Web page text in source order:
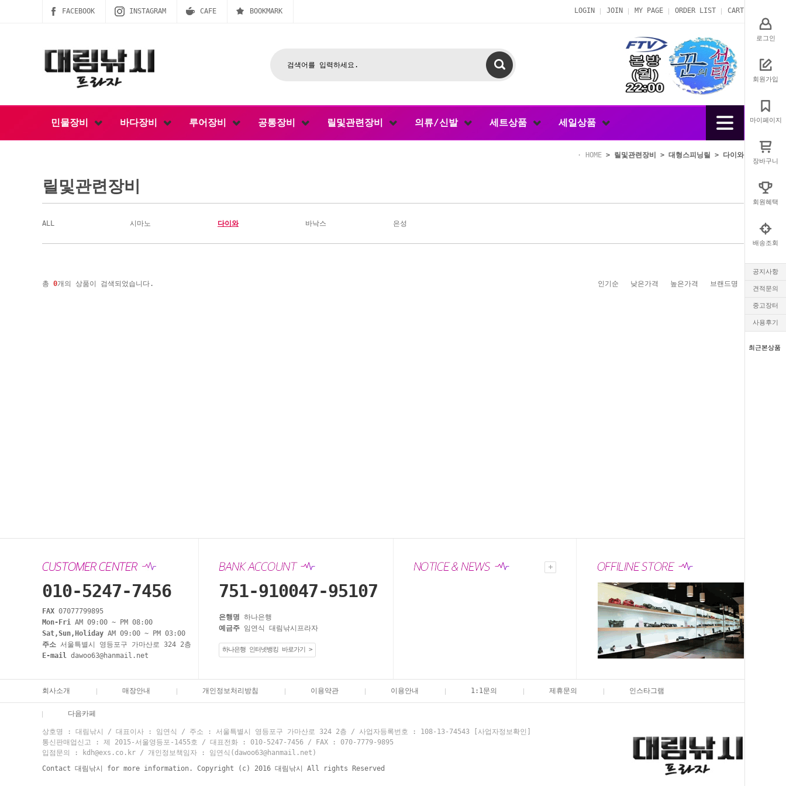
로그인
회원가입
마이페이지
장바구니
회원혜택
배송조회
공지사항
견적문의
중고장터
사용후기
최근본상품
FACEBOOK INSTAGRAM CAFE BOOKMARK LOGIN JOIN MY PAGE ORDER LIST CART
민물장비 바다장비 루어장비 공통장비 릴및관련장비 의류/신발 세트상품 세일상품
HOME > 릴및관련장비 > 대형스피닝릴 > 다이와
릴및관련장비
ALL 시마노 다이와 바낙스 은성
총 0개의 상품이 검색되었습니다. 인기순 낮은가격 높은가격 브랜드명
010-5247-7456
FAX 07077799895
Mon-Fri AM 09:00 ~ PM 08:00
Sat,Sun,Holiday AM 09:00 ~ PM 03:00
주소 서울특별시 영등포구 가마산로 324 2층
E-mail dawoo63@hanmail.net
751-910047-95107
은행명 하나은행
예금주 임연식 대림낚시프라자
하나은행 인터넷뱅킹 바로가기 >
회사소개 매장안내 개인정보처리방침 이용약관 이용안내 1:1문의 제휴문의 인스타그램
다음카페
상호명 : 대림낚시 / 대표이사 : 임연식 / 주소 : 서울특별시 영등포구 가마산로 324 2층 / 사업자등록번호 : 108-13-74543
[사업자정보확인]
통신판매업신고 : 제 2015-서울영등포-1455호 / 대표전화 : 010-5247-7456 / FAX : 070-7779-9895
입점문의 : kdh@exs.co.kr / 개인정보책임자 : 임연식(dawoo63@hanmail.net)
Contact 대림낚시 for more information. Copyright (c) 2016 대림낚시 All rights Reserved